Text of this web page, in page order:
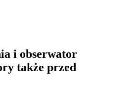
i obserwator
także przed